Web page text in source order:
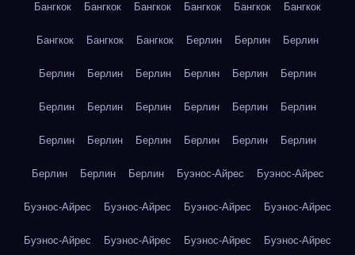
Бангкок Бангкок Бангкок Бангкок Бангкок Бангкок
Бангкок Бангкок Бангкок Берлин Берлин Берлин
Берлин Берлин Берлин Берлин Берлин Берлин
Берлин Берлин Берлин Берлин Берлин Берлин
Берлин Берлин Берлин Берлин Берлин Берлин
Берлин Берлин Берлин Буэнос-Айрес Буэнос-Айрес
Буэнос-Айрес Буэнос-Айрес Буэнос-Айрес Буэнос-Айрес
Буэнос-Айрес Буэнос-Айрес Буэнос-Айрес Буэнос-Айрес